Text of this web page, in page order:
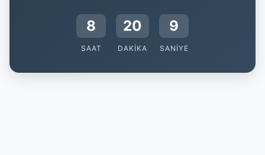
8
SAAT
20
DAKIKA
9
SANIYE